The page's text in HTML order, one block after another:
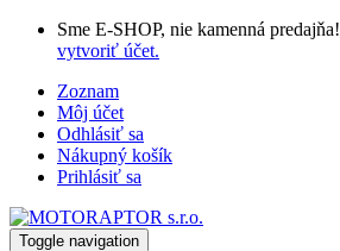
Sme E-SHOP, nie kamenná predajňa!
vytvoriť účet.
Zoznam
Môj účet
Odhlásiť sa
Nákupný košík
Prihlásiť sa
Toggle navigation